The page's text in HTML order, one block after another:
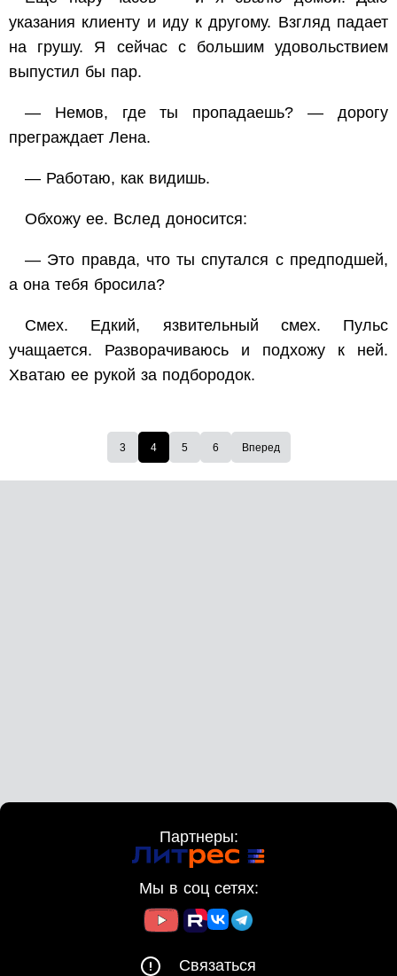
указания клиенту и иду к другому. Взгляд падает
на грушу. Я сейчас с большим удовольствием
выпустил бы пар.
— Немов, где ты пропадаешь? — дорогу
преграждает Лена.
— Работаю, как видишь.
Обхожу ее. Вслед доносится:
— Это правда, что ты спутался с предподшей,
а она тебя бросила?
Смех. Едкий, язвительный смех. Пульс
учащается. Разворачиваюсь и подхожу к ней.
Хватаю ее рукой за подбородок.
3 4 5 6 Вперед
Партнеры:
Мы в соц сетях:
Связаться